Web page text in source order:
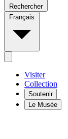
Rechercher
Français
Visiter
Collection
Soutenir
Le Musée